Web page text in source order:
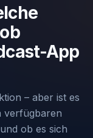
App
– aber ist es
verfügbaren
ob es sich